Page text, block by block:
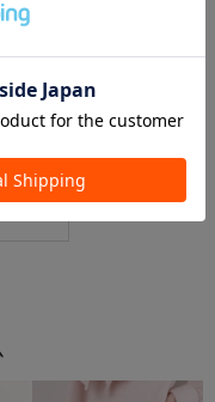
megumi